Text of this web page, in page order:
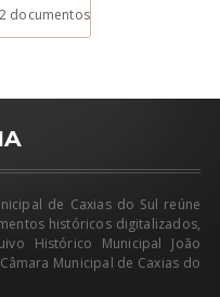
documentos
de Caxias do Sul reúne
históricos digitalizados,
Histórico Municipal João
Municipal de Caxias do